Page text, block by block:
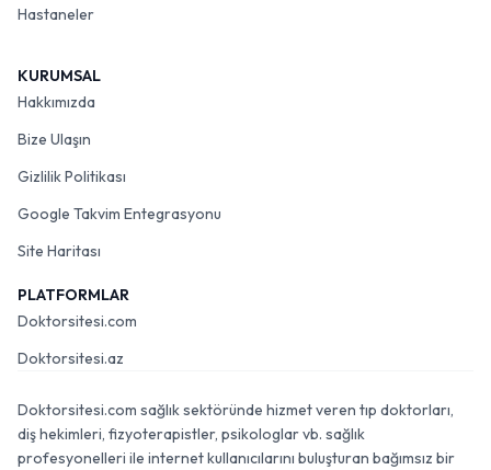
Hastaneler
KURUMSAL
Hakkımızda
Bize Ulaşın
Gizlilik Politikası
Google Takvim Entegrasyonu
Site Haritası
PLATFORMLAR
Doktorsitesi.com
Doktorsitesi.az
Doktorsitesi.com sağlık sektöründe hizmet veren tıp doktorları,
diş hekimleri, fizyoterapistler, psikologlar vb. sağlık
profesyonelleri ile internet kullanıcılarını buluşturan bağımsız bir